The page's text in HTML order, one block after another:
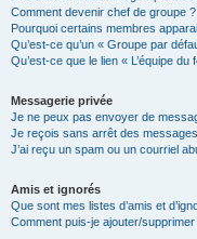
Comment devenir chef de groupe ?
Pourquoi certains membres
Qu’est-ce qu’un « Groupe par
Qu’est-ce que le lien « L’équipe du
Messagerie privée
Je ne peux pas envoyer de
Je reçois sans arrêt des
J’ai reçu un spam ou un courriel
Amis et ignorés
Que sont mes listes d’amis et
Comment puis-je ajouter/